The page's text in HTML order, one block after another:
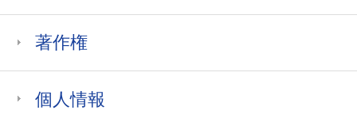
著作権
個人情報